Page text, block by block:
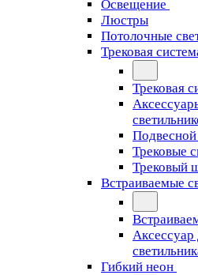
Освещение
Люстры
Потолочные
Трековая
Трековая
Подвесной
Трековые
Трековый
Встраиваемые
Аксессуар
Гибкий неон